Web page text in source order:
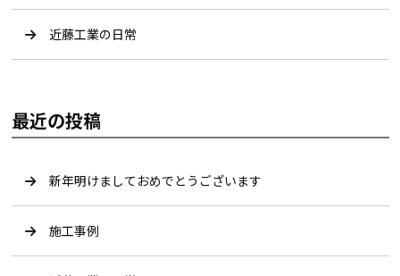
近藤工業の日常
最近の投稿
新年明けましておめでとうございます
施工事例